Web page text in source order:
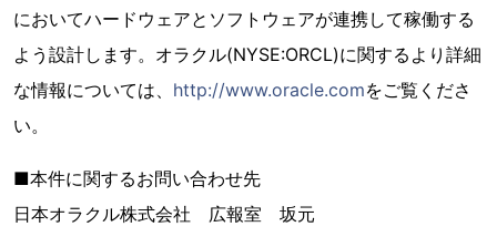
においてハードウェアとソフトウェアが連携して稼働する
よう設計します。オラクル(NYSE:ORCL)に関するより詳細
な情報については、 http://www.oracle.comをご覧くださ
い。
■本件に関するお問い合わせ先
日本オラクル株式会社 広報室 坂元